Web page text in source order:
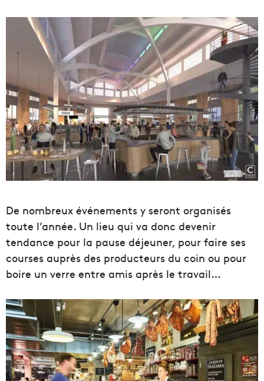
De nombreux événements y seront organisés
toute l’année. Un lieu qui va donc devenir
tendance pour la pause déjeuner, pour faire ses
courses auprès des producteurs du coin ou pour
boire un verre entre amis après le travail…